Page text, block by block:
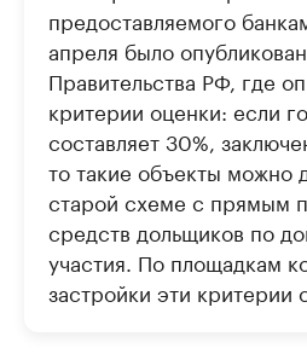
предоставляемого
апреля было
Правительства РФ, где
критерии оценки: если
составляет 30%,
то такие объекты можно
старой схеме с прямым
средств дольщиков по
участия. По площадкам
застройки эти критерии